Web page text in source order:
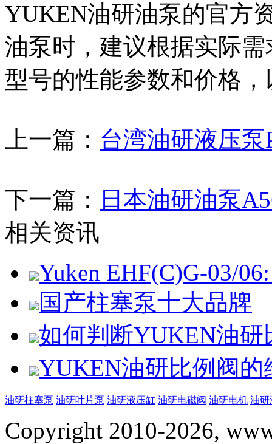
YUKEN油研油泵的官方
油泵时，建议根据实际
型号的性能参数和价格
上一篇： 台湾油研液压泵
下一篇：
日本油研油泵
相关资讯
Yuken EHF(C)G-03/
国产柱塞泵十大品牌
如何判断YUKEN油
YUKEN油研比例阀的
油研柱塞泵 油研叶片泵 油研液压缸 油研电磁阀 油研电机 油研
Copyright 2010-2026,